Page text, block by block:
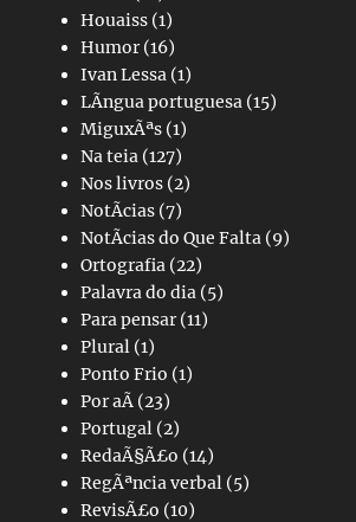
Houaiss (1)
Humor(16)
Ivan Lessa (1)
LÃ­ngua portuguesa (15)
MiguxÃªs (1)
Na teia (127)
Nos livros (2)
NotÃ­cias (7)
NotÃ­cias do Que Falta (9)
Ortografia (22)
Palavra do dia (5)
Para pensar(11)
Plural (1)
Ponto Frio (1)
Por aÃ­ (23)
Portugal (2)
RedaÃ§Ã£o (14)
RegÃªncia verbal (5)
RevisÃ£o (10)